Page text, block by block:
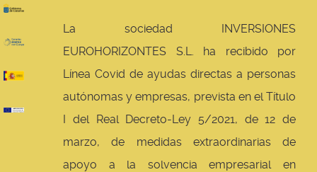
La sociedad INVERSIONES
EUROHORIZONTES S.L. ha recibido por
Línea Covid de ayudas directas a personas
autónomas y empresas, prevista en el Título
I del Real Decreto-Ley 5/2021, de 12 de
marzo, de medidas extraordinarias de
apoyo a la solvencia empresarial en